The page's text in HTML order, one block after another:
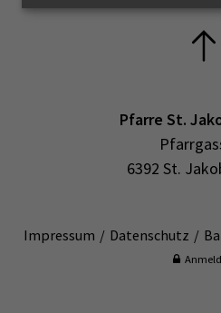
Pfarre St.
6392 St.
Impressum Datenschutz